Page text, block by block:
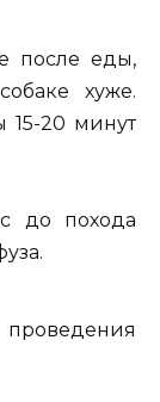
после еды,
хуже.
15-20 минут
до похода